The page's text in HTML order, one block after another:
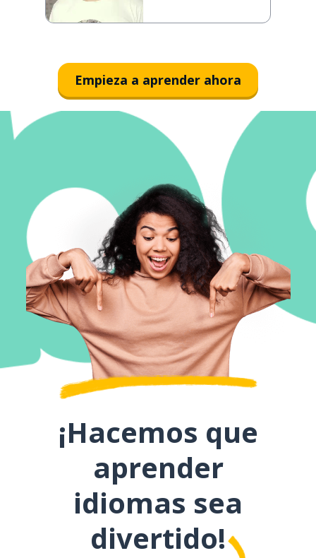
Empieza a aprender ahora
¡Hacemos que
aprender
idiomas sea
divertido!